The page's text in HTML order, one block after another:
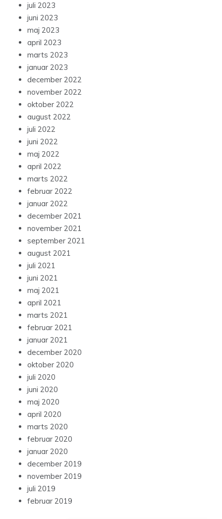
juli 2023
juni 2023
maj 2023
april 2023
marts 2023
januar 2023
december 2022
november 2022
oktober 2022
august 2022
juli 2022
juni 2022
maj 2022
april 2022
marts 2022
februar 2022
januar 2022
december 2021
november 2021
september 2021
august 2021
juli 2021
juni 2021
maj 2021
april 2021
marts 2021
februar 2021
januar 2021
december 2020
oktober 2020
juli 2020
juni 2020
maj 2020
april 2020
marts 2020
februar 2020
januar 2020
december 2019
november 2019
juli 2019
februar 2019